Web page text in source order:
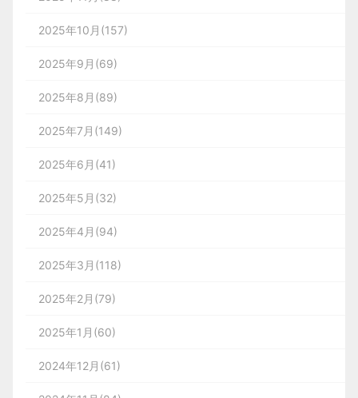
2025年10月(157)
2025年9月(69)
2025年8月(89)
2025年7月(149)
2025年6月(41)
2025年5月(32)
2025年4月(94)
2025年3月(118)
2025年2月(79)
2025年1月(60)
2024年12月(61)